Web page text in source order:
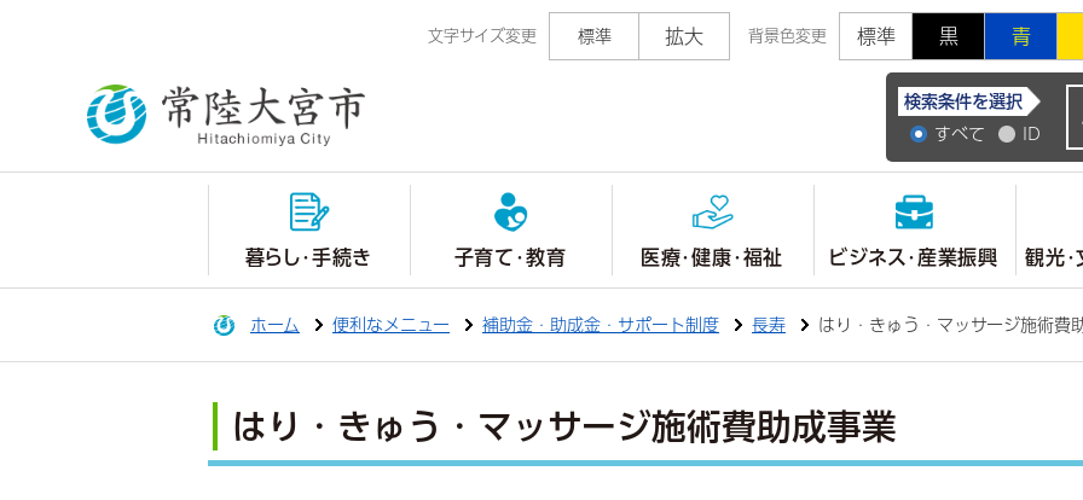
文字サイズ変更 標準 拡大 背景色変更 標準 黒 青
常陸大宮市公式ホ
検索条件を選択
すべて
ID
暮らし・手続き 子育て・教育 医療・健康・福祉 ビジネス・産業振興 観光
ホーム 便利なメニュー 補助金・助成金・サポート制度 長寿 はり・きゅう・マッサージ施術費
はり・きゅう・マッサージ施術費助成事業